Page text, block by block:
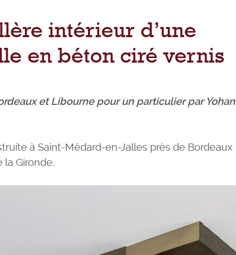
intérieur d’une
en béton ciré vernis
et Libourne pour un particulier par Yohan
à Saint-Médard-en-Jalles près de Bordeaux
Gironde.